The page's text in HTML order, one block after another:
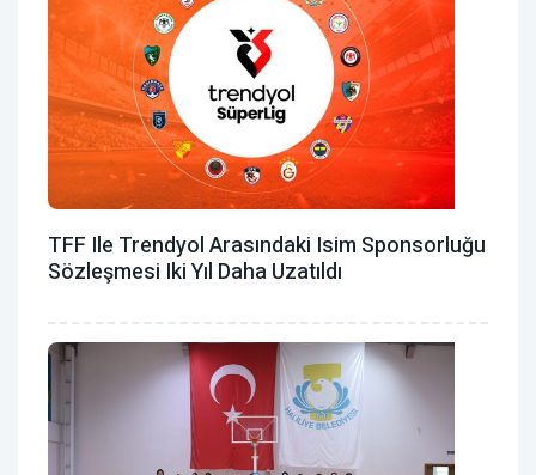
TFF Ile Trendyol Arasındaki Isim Sponsorluğu
Sözleşmesi Iki Yıl Daha Uzatıldı